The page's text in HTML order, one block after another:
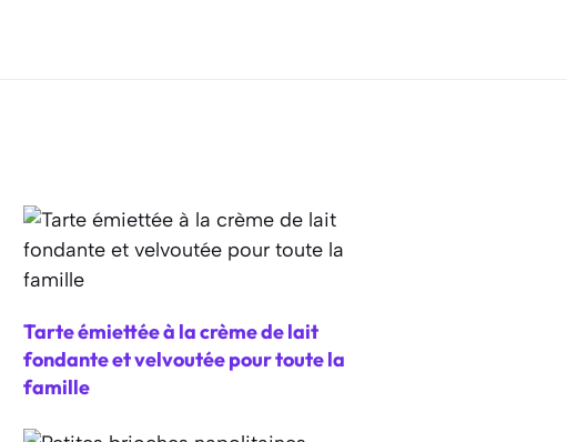
Tarte émiettée à la crème de lait
fondante et velvoutée pour toute la
famille